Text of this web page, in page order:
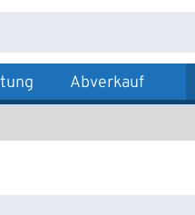
Abverkauf